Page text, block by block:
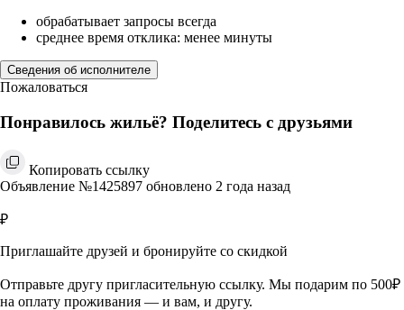
обрабатывает запросы всегда
среднее время отклика: менее минуты
Сведения об исполнителе
Пожаловаться
Понравилось жильё? Поделитесь с друзьями
Копировать ссылку
Объявление №1425897 обновлено 2 года назад
₽
Приглашайте друзей и бронируйте со скидкой
Отправьте другу пригласительную ссылку. Мы подарим по 500₽
на оплату проживания — и вам, и другу.